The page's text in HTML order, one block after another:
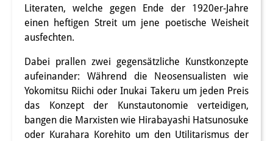
Sustainability in Japan
Research cluster:
Digital Transformation
Research cluster:
Japan Transregional
Knowledge Lab:
Literaten, welche gegen Ende der 1920er-Jahre
einen heftigen Streit um jene poetische Weisheit
ausfechten.
Dabei prallen zwei gegensätzliche Kunstkonzepte
aufeinander: Während die Neosensualisten wie
Yokomitsu Riichi oder Inukai Takeru um jeden Preis
das Konzept der Kunstautonomie verteidigen,
bangen die Marxisten wie Hirabayashi Hatsunosuke
oder Kurahara Korehito um den Utilitarismus der